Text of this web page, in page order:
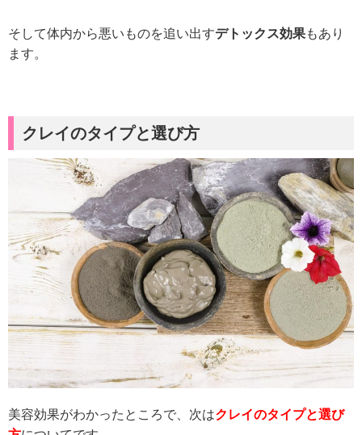
そして体内から悪いものを追い出すデトックス効果もあり
ます。
クレイのタイプと選び方
美容効果がわかったところで、次はクレイのタイプと選び